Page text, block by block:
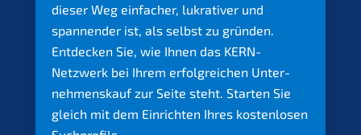
dieser Weg einfa­cher, lukra­ti­ver und
spannen­der ist, als selbst zu gründen.
Entde­cken Sie, wie Ihnen das KERN-
Netzwerk bei Ihrem erfolg­rei­chen Unter­
nehmens­kauf zur Seite steht. Starten Sie
gleich mit dem Einrich­ten Ihres kosten­lo­sen